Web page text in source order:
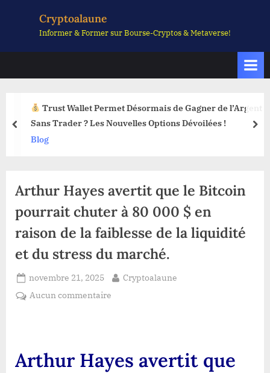
Cryptoalaune
Informer & Former sur Bourse-Cryptos & Metaverse!
Trust Wallet Permet Désormais de Gagner de l’Argent
Sans Trader ? Les Nouvelles Options Dévoilées !
Blog
prev
Arthur Hayes avertit que le Bitcoin
pourrait chuter à 80 000 $ en
raison de la faiblesse de la liquidité
et du stress du marché.
Posted
on
novembre 21, 2025 By
Cryptoalaune
Aucun commentaire
le
Arthur Hayes avertit que